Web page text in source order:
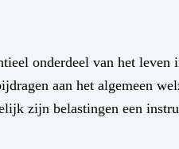
onderdeel van het leven
aan het algemeen
zijn belastingen een